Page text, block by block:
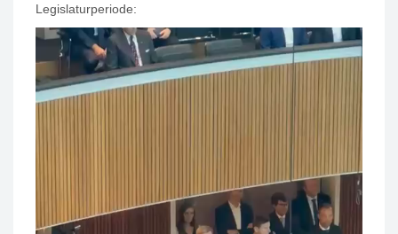
Legislaturperiode:
Video-
Player